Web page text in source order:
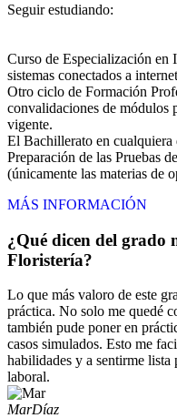
Seguir estudiando:
Curso de Especialización en
sistemas conectados a
Otro ciclo de Formación
convalidaciones de módulos
vigente.
El Bachillerato en cualquiera
Preparación de las Pruebas
(únicamente las materias de
MÁS INFORMACIÓN
¿Qué dicen del grado
Floristería?
Lo que más valoro de este
práctica. No solo me quedé
también pude poner en
casos simulados. Esto me
habilidades y a sentirme lista
laboral.
MarDíaz